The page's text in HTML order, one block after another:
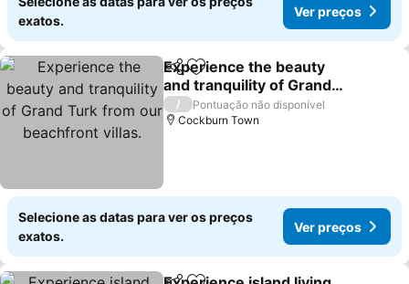
exatos.
Ver preços
PartilharAdicionar aos favoritos
Experience the beauty
and tranquility of Grand
Turk from our beachfront
villas.
/
Pontuação não disponível
Cockburn Town
Selecione as datas para ver os preços
exatos.
Ver preços